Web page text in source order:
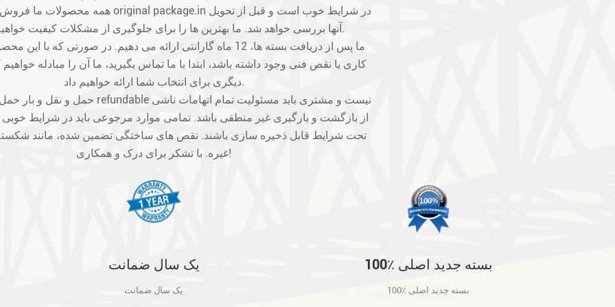
آنها بررسی خواهد شد. ما بهترین ها را برای جلوگیری از مشکلات کیفیت خواهیم گرفت.
کاری یا نقص فنی وجود داشته باشد، ابتدا با ما تماس بگیرید، ما آن را مبادله
دیگری برای انتخاب شما ارائه خواهیم داد.
از بازگشت و بارگیری غیر منطقی باشد. تمامی موارد مرجوعی باید در شرایط خوبی
تحت شرایط قابل ذخیره سازی باشند. نقص های ساختگی تضمین شده، مانند
غیره. با تشکر برای درک و همکاری!
یک سال ضمانت
یک سال ضمانت
100٪ بسته جدید اصلی
100٪ بسته جدید اصلی